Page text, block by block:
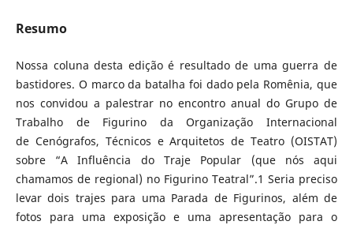
Resumo
Nossa coluna desta edição é resultado de uma guerra de
bastidores. O marco da batalha foi dado pela Romênia, que
nos convidou a palestrar no encontro anual do Grupo de
Trabalho de Figurino da Organização Internacional
de Cenógrafos, Técnicos e Arquitetos de Teatro (OISTAT)
sobre “A Influência do Traje Popular (que nós aqui
chamamos de regional) no Figurino Teatral”.1 Seria preciso
levar dois trajes para uma Parada de Figurinos, além de
fotos para uma exposição e uma apresentação para o